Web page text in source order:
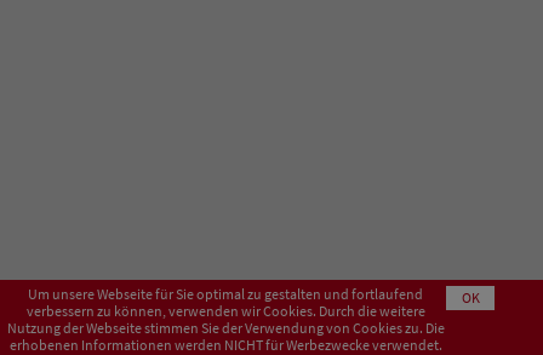
Um unsere Webseite für Sie optimal zu gestalten und fortlaufend
verbessern zu können, verwenden wir Cookies. Durch die weitere
Nutzung der Webseite stimmen Sie der Verwendung von Cookies zu. Die
erhobenen Informationen werden NICHT für Werbezwecke verwendet.
OK